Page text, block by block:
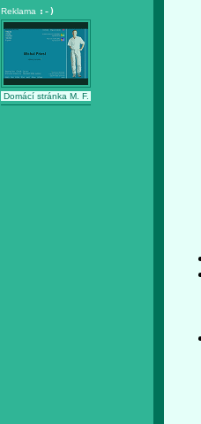
Reklama :-)
Domácí stránka M. F.